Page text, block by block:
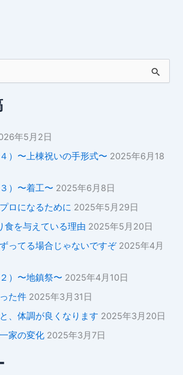
年5月2日
）〜上棟祝いの手形式〜 2025年6月18
）〜着工〜 2025年6月8日
ロになるために 2025年5月29日
食を与えている理由 2025年5月20日
ってる場合じゃないですぞ 2025年4月
）〜地鎮祭〜 2025年4月10日
た件 2025年3月31日
、体調が良くなります 2025年3月20日
家の変化 2025年3月7日